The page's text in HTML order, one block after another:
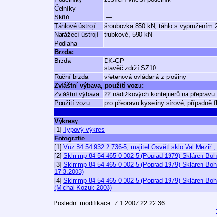
Čelníky
—
Skříň
—
Táhlové ústrojí
šroubovka 850 kN, táhlo s vypružením
Narážecí ústrojí
trubkové, 590 kN
Podlaha
—
Brzda:
Brzda
DK-GP
stavěč zdrží SZ10
Ruční brzda
vřetenová ovládaná z plošiny
Zvláštní výbava, použití vozu:
Zvláštní výbava
22 nádržkových kontejnerů na
Použití vozu
pro přepravu kyseliny sírové, případně
Výkresy
[1] Typový výkres
Fotografie
[1] Vůz 84 54 932 2 736-5, majitel Osvětl.sklo Val.Meziř.,
[2] Sklmmp 84 54 465 0 002-5 (Poprad 1979) Skláren
[3] Sklmmp 84 54 465 0 002-5 (Poprad 1979) Skláren
17.3.2003)
[4] Sklmmp 84 54 465 0 002-5 (Poprad 1979) Skláren
(Michal Kozuk 2003)
Poslední modifikace: 7.1.2007 22:22:36